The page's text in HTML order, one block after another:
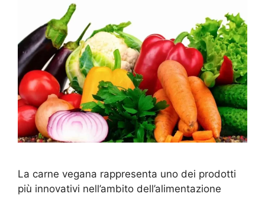
La carne vegana rappresenta uno dei prodotti
più innovativi nell’ambito dell’alimentazione